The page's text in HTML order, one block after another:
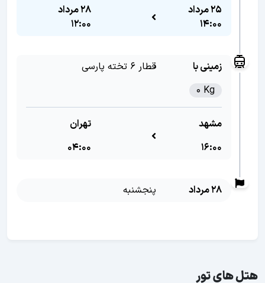
25 مرداد
14:00
28 مرداد
12:00
زمینی با
قطار 6 تخته پارسی
0 Kg
مشهد
16:00
تهران
04:00
28 مرداد پنجشنبه
هتل های تور